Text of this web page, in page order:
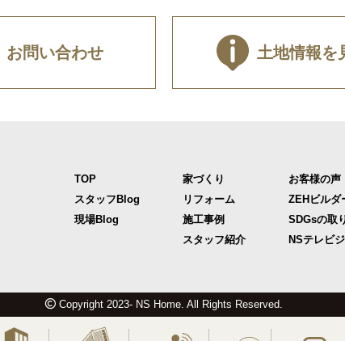
お問い合わせ 土地情報を
TOP
スタッフBlog
現場Blog
家づくり
リフォーム
施工事例
スタッフ紹介
お客様の声
ZEHビルダ
SDGsの取
NSテレビ
Copyright 2023- NS Home. All Rights Reserved.